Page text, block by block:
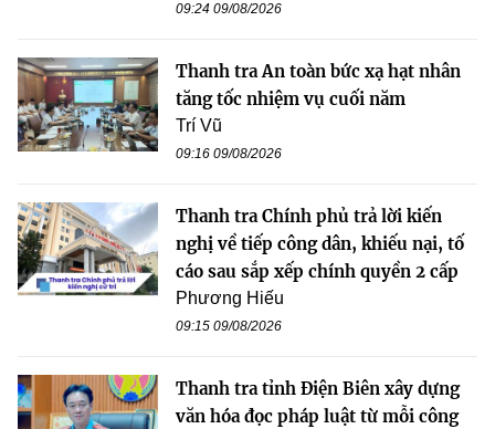
09:24 09/08/2026
Thanh tra An toàn bức xạ hạt nhân
tăng tốc nhiệm vụ cuối năm
Trí Vũ
09:16 09/08/2026
Thanh tra Chính phủ trả lời kiến
nghị về tiếp công dân, khiếu nại, tố
cáo sau sắp xếp chính quyền 2 cấp
Phương Hiếu
09:15 09/08/2026
Thanh tra tỉnh Điện Biên xây dựng
văn hóa đọc pháp luật từ mỗi công